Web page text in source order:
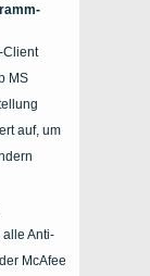
Client
MS
auf, um
Anti-
McAfee